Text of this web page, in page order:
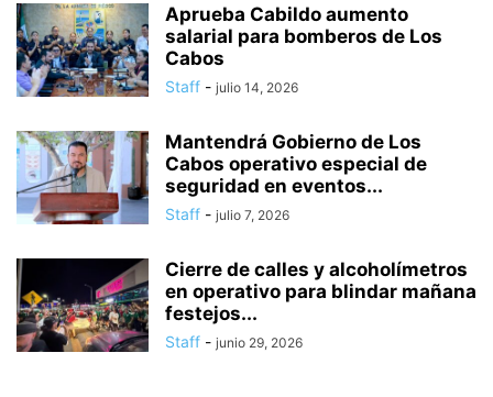
Aprueba Cabildo aumento
salarial para bomberos de Los
Cabos
Staff - julio 14, 2026
Mantendrá Gobierno de Los
Cabos operativo especial de
seguridad en eventos...
Staff - julio 7, 2026
Cierre de calles y alcoholímetros
en operativo para blindar mañana
festejos...
Staff - junio 29, 2026